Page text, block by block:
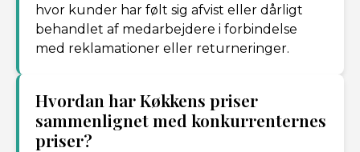
hvor kunder har følt sig afvist eller dårligt
behandlet af medarbejdere i forbindelse
med reklamationer eller returneringer.
Hvordan har Køkkens priser
sammenlignet med konkurrenternes
priser?